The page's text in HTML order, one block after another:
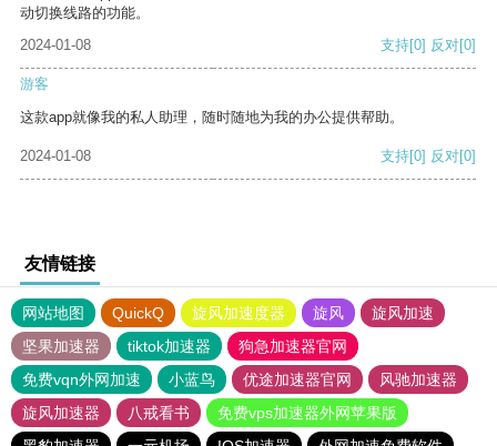
动切换线路的功能。
2024-01-08
支持[0] 反对[0]
游客
这款app就像我的私人助理，随时随地为我的办公提供帮助。
2024-01-08 支持[0] 反对[0]
友情链接
网站地图 QuickQ 旋风加速度器 旋风
旋风加速
坚果加速器
tiktok加速器
狗急加速器官网
免费vqn外网加速
小蓝鸟 优途加速器官网
风驰加速器
旋风加速器
八戒看书
免费vps加速器外网苹果版